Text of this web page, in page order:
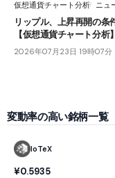
仮想通貨チャート分析 ニュ
リップル、上昇再開の
【仮想通貨チャート分
2026年07月23日 19時07分
変動率の高い銘柄一覧
IoTeX
¥0.5935